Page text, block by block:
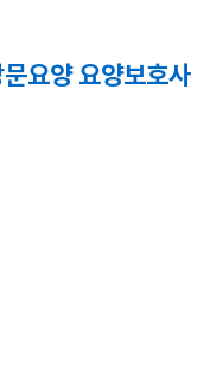
요양 요양보호사